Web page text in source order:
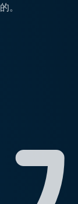
。